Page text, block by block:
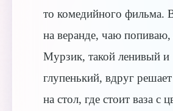
то комедийного фильма.
на веранде, чаю
Мурзик, такой ленивый и
глупенький, вдруг
на стол, где стоит ваза с